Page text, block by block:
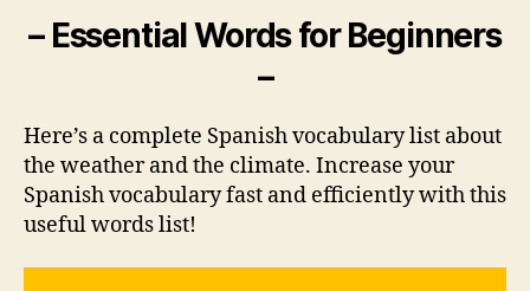
– Essential Words for Beginners
–
Here’s a complete Spanish vocabulary list about
the weather and the climate. Increase your
Spanish vocabulary fast and efficiently with this
useful words list!